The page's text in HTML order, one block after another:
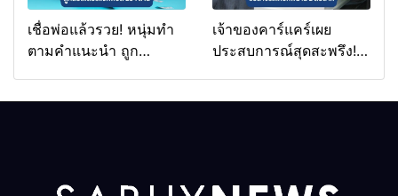
เชื่อพ่อแล้วรวย! หนุ่มทำ
ตามคำแนะนำ ถูก
เจ้าของคาร์แคร์เผย
ประสบการณ์สุดสะพรึง!